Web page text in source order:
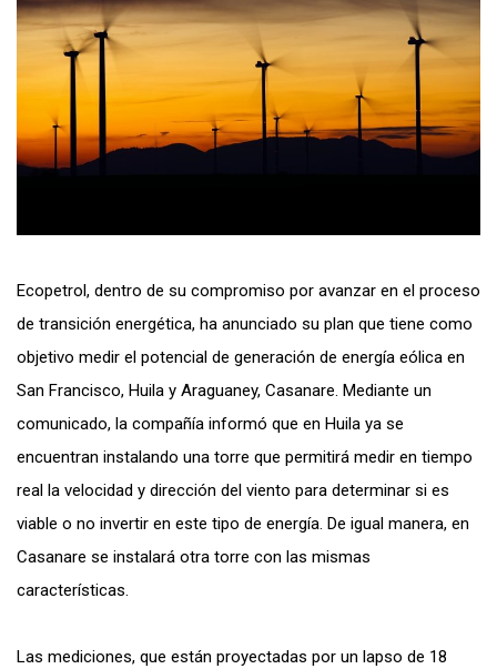
Ecopetrol, dentro de su compromiso por avanzar en el proceso
de transición energética, ha anunciado su plan que tiene como
objetivo medir el potencial de generación de energía eólica en
San Francisco, Huila y Araguaney, Casanare. Mediante un
comunicado, la compañía informó que en Huila ya se
encuentran instalando una torre que permitirá medir en tiempo
real la velocidad y dirección del viento para determinar si es
viable o no invertir en este tipo de energía. De igual manera, en
Casanare se instalará otra torre con las mismas
características.
Las mediciones, que están proyectadas por un lapso de 18